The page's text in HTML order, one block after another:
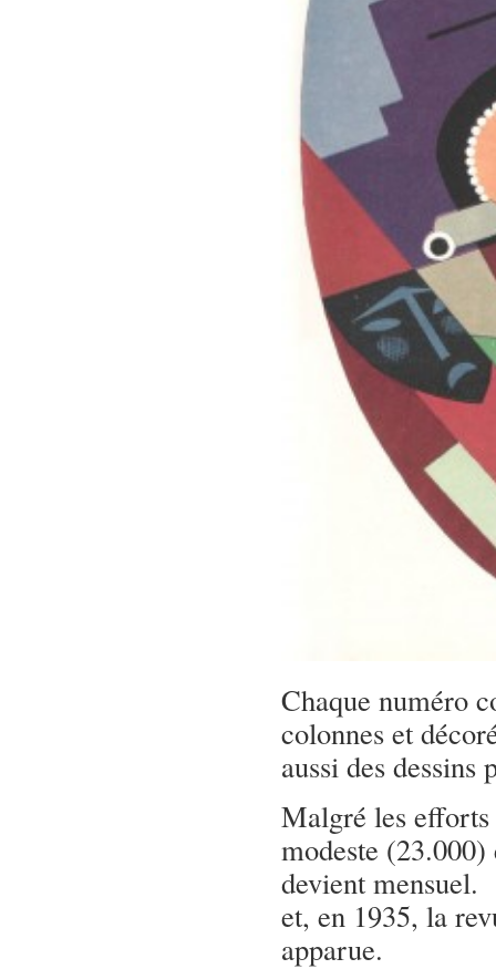
Chaque numéro
colonnes et
aussi des dessins
Malgré les
modeste
devient mensuel.
et, en 1935, la
apparue.